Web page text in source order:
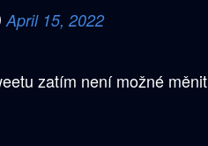
April 15, 2022
zatím není možné měnit